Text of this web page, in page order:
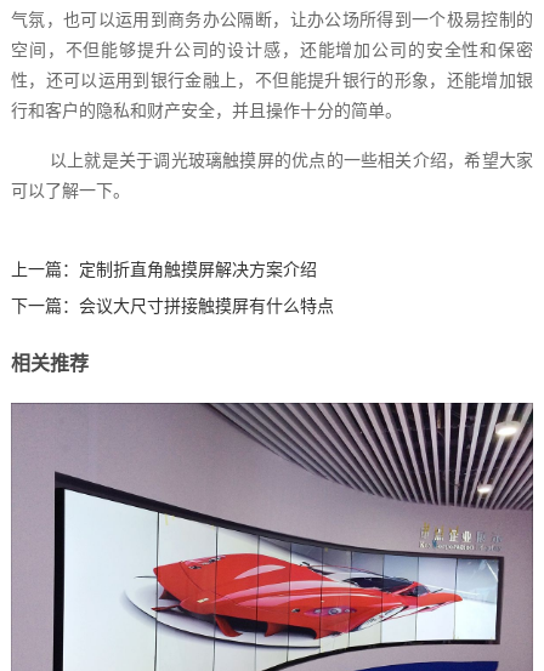
气氛，也可以运用到商务办公隔断，让办公场所得到一个极易控制的
空间，不但能够提升公司的设计感，还能增加公司的安全性和保密
性，还可以运用到银行金融上，不但能提升银行的形象，还能增加银
行和客户的隐私和财产安全，并且操作十分的简单。
以上就是关于调光玻璃触摸屏的优点的一些相关介绍，希望大家
可以了解一下。
上一篇： 定制折直角触摸屏‍解决方案介绍
下一篇： 会议大尺寸拼接触摸屏有什么特点
相关推荐